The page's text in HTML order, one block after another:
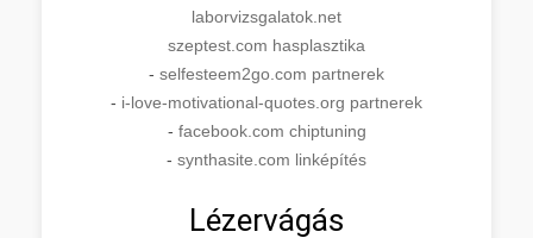
laborvizsgalatok.net
szeptest.com hasplasztika
- selfesteem2go.com partnerek
- i-love-motivational-quotes.org partnerek
- facebook.com chiptuning
- synthasite.com linképítés
Lézervágás